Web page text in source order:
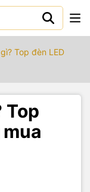
Top đèn LED
Top
mua